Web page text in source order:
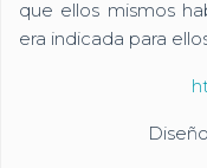
que ellos mismos
era indicada para